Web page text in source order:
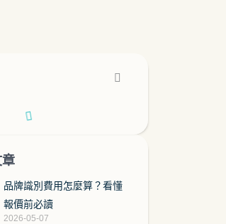
品牌識別費用怎麼算？看懂
報價前必讀
2026-05-07